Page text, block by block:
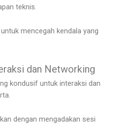
teknis.
mencegah kendala yang
dan Networking
kondusif untuk interaksi dan
dengan mengadakan sesi